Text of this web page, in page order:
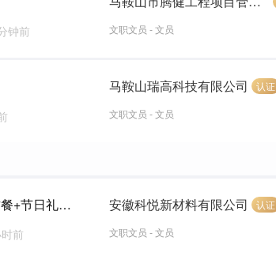
钟前 文职文员 - 文员
马鞍山瑞高科技有限公司 认证
文职文员 - 文员
综合文员（薪资3500-4000元/月+早8晚5+工作餐+节日礼品）
前
安徽科悦新材料有限公司 认证
文职文员 - 文员